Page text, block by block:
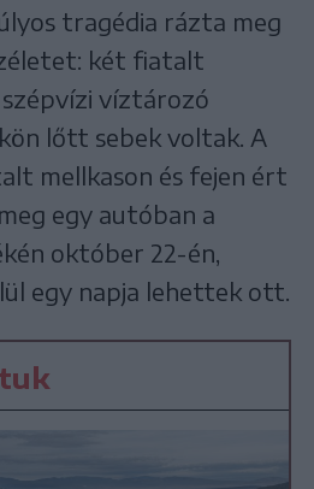
tragédia rázta meg
két fiatalt
víztározó
lőtt sebek voltak. A
mellkason és fejen ért
egy autóban a
október 22-én,
egy napja lehettek ott.